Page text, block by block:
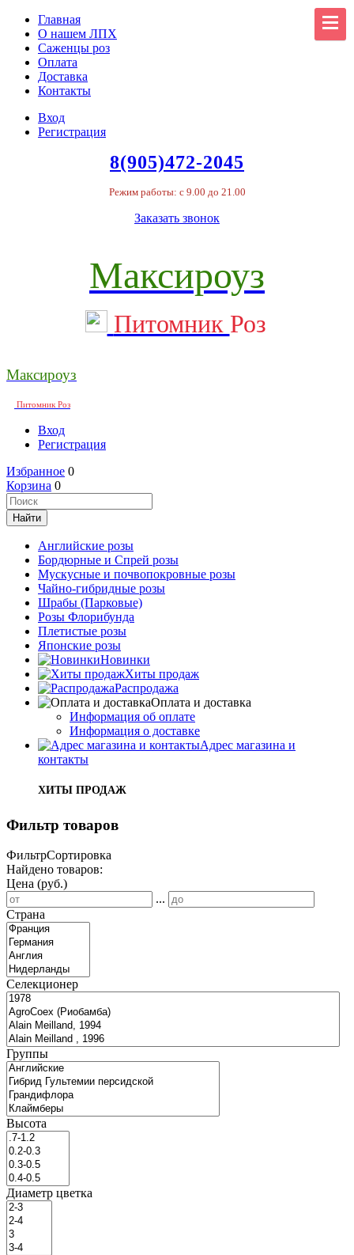
Главная
О нашем ЛПХ
Саженцы роз
Оплата
Доставка
Контакты
Вход
Регистрация
8(905)472-2045
Режим работы: с 9.00 до 21.00
Заказать звонок
Максироуз
Питомник Роз
Максироуз
Питомник Роз
Вход
Регистрация
Избранное 0
Корзина 0
Английские розы
Бордюрные и Спрей розы
Мускусные и почвопокровные розы
Чайно-гибридные розы
Шрабы (Парковые)
Розы Флорибунда
Плетистые розы
Японские розы
Новинки
Хиты продаж
Распродажа
Оплата и доставка
Информация об оплате
Информация о доставке
Адрес магазина и
контакты
ХИТЫ ПРОДАЖ
Фильтр товаров
ФильтрСортировка
Найдено товаров:
Цена (руб.)
...
Страна
Селекционер
Группы
Высота
Диаметр цветка